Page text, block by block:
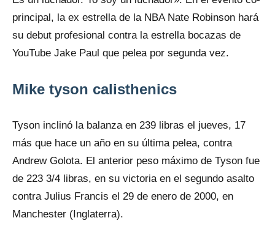
principal, la ex estrella de la NBA Nate Robinson hará
su debut profesional contra la estrella bocazas de
YouTube Jake Paul que pelea por segunda vez.
Mike tyson calisthenics
Tyson inclinó la balanza en 239 libras el jueves, 17
más que hace un año en su última pelea, contra
Andrew Golota. El anterior peso máximo de Tyson fue
de 223 3/4 libras, en su victoria en el segundo asalto
contra Julius Francis el 29 de enero de 2000, en
Manchester (Inglaterra).